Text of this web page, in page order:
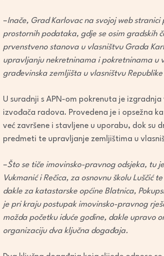
–Inače, Grad Karlovac na svojoj web
prostornih podataka, gdje se osim gradskih
prvenstveno stanova u vlasništvu Grada
upravljanju nekretninama i pokretninama u
građevinska zemljišta u vlasništvu
U suradnji s APN-om pokrenuta je
izvođača radova. Provedena je i opsežna
već završene i stavljene u uporabu, dok su
predmeti te upravljanje zemljištima u
–Što se tiče imovinsko-pravnog odsjeka, tu
Vukmanić i Rečica, za osnovnu školu Luščić
dakle za katastarske općine Blatnica,
je pri kraju postupak imovinsko-pravnog
možda početku iduće godine, dakle upravo
organizaciju dva ključna događaja.